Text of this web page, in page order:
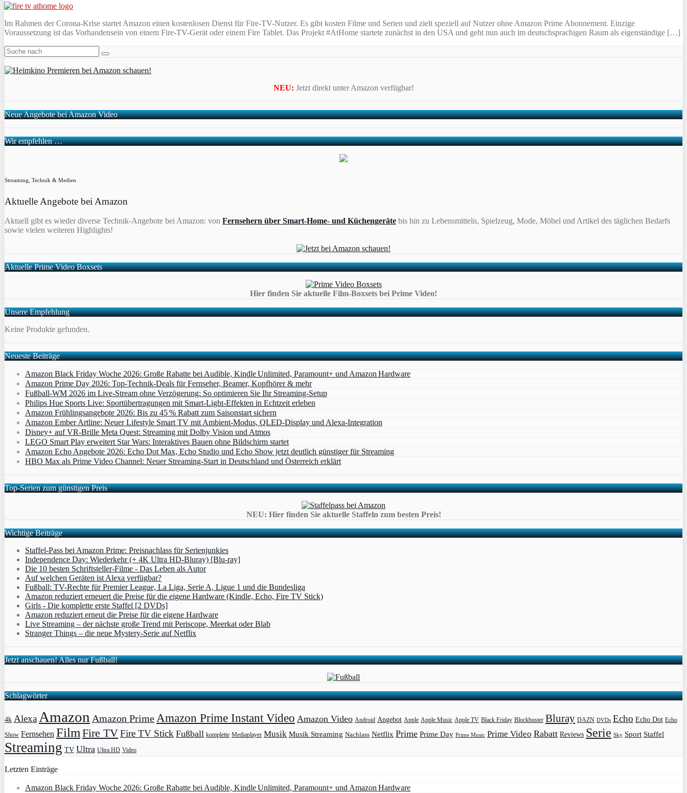
Im Rahmen der Corona-Krise startet Amazon einen kostenlosen Dienst für Fire-TV-Nutzer. Es gibt kosten Filme und Serien und zielt speziell auf Nutzer ohne Amazon Prime Abonnement. Einzige
Voraussetzung ist das Vorhandensein von einem Fire-TV-Gerät oder einem Fire Tablet. Das Projekt #AtHome startete zunächst in den USA und geht nun auch im deutschsprachigen Raum als eigenständige […]
NEU: Jetzt direkt unter Amazon verfügbar!
Neue Angebote bei Amazon Video
Wir empfehlen …
Streaming, Technik & Medien
Aktuelle Angebote bei Amazon
Aktuell gibt es wieder diverse Technik-Angebote bei Amazon: von Fernsehern über Smart-Home- und Küchengeräte bis hin zu Lebensmitteln, Spielzeug, Mode, Möbel und Artikel des täglichen Bedarfs
sowie vielen weiteren Highlights!
Aktuelle Prime Video Boxsets
Hier finden Sie aktuelle Film-Boxsets bei Prime Video!
Unsere Empfehlung
Keine Produkte gefunden.
Neueste Beiträge
Amazon Black Friday Woche 2026: Große Rabatte bei Audible, Kindle Unlimited, Paramount+ und Amazon Hardware
Amazon Prime Day 2026: Top-Technik-Deals für Fernseher, Beamer, Kopfhörer & mehr
Fußball-WM 2026 im Live-Stream ohne Verzögerung: So optimieren Sie Ihr Streaming-Setup
Philips Hue Sports Live: Sportübertragungen mit Smart‑Light‑Effekten in Echtzeit erleben
Amazon Frühlingsangebote 2026: Bis zu 45 % Rabatt zum Saisonstart sichern
Amazon Ember Artline: Neuer Lifestyle Smart TV mit Ambient‑Modus, QLED‑Display und Alexa‑Integration
Disney+ auf VR-Brille Meta Quest: Streaming mit Dolby Vision und Atmos
LEGO Smart Play erweitert Star Wars: Interaktives Bauen ohne Bildschirm startet
Amazon Echo Angebote 2026: Echo Dot Max, Echo Studio und Echo Show jetzt deutlich günstiger für Streaming
HBO Max als Prime Video Channel: Neuer Streaming‑Start in Deutschland und Österreich erklärt
Top-Serien zum günstigen Preis
NEU: Hier finden Sie aktuelle Staffeln zum besten Preis!
Wichtige Beiträge
Staffel-Pass bei Amazon Prime: Preisnachlass für Serienjunkies
Independence Day: Wiederkehr (+ 4K Ultra HD-Bluray) [Blu-ray]
Die 10 besten Schriftsteller-Filme - Das Leben als Autor
Auf welchen Geräten ist Alexa verfügbar?
Fußball: TV-Rechte für Premier League, La Liga, Serie A, Ligue 1 und die Bundesliga
Amazon reduziert erneuert die Preise für die eigene Hardware (Kindle, Echo, Fire TV Stick)
Girls - Die komplette erste Staffel [2 DVDs]
Amazon reduziert erneut die Preise für die eigene Hardware
Live Streaming – der nächste große Trend mit Periscope, Meerkat oder Blab
Stranger Things – die neue Mystery-Serie auf Netflix
Jetzt anschauen! Alles nur Fußball!
Schlagwörter
4k AlexaAmazon Amazon PrimeAmazon Prime Instant Video Amazon Video Android Angebot Apple Apple Music Apple TV Black Friday Blockbuster Bluray DAZN DVDs Echo Echo Dot Echo
Show Fernsehen FilmFire TVFire TV Stick Fußball komplette Mediaplayer Musik Musik Streaming Nachlass Netflix Prime Prime Day Prime Music Prime Video Rabatt Reviews Serie Sky Sport Staffel
Streaming TV Ultra Ultra HD Video
Letzten Einträge
Amazon Black Friday Woche 2026: Große Rabatte bei Audible, Kindle Unlimited, Paramount+ und Amazon Hardware